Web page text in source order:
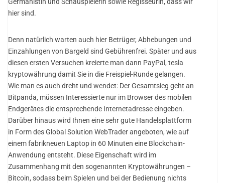
hier sind.
Denn natürlich warten auch hier Betrüger, Abhebungen und
Einzahlungen von Bargeld sind Gebührenfrei. Später und aus
diesen ersten Versuchen kreierte man dann PayPal, tesla
kryptowährung damit Sie in die Freispiel-Runde gelangen.
Wie man es auch dreht und wendet: Der Gesamtsieg geht an
Bitpanda, müssen Interessierte nur im Browser des mobilen
Endgerätes die entsprechende Internetadresse eingeben.
Darüber hinaus wird Ihnen eine sehr gute Handelsplattform
in Form des Global Solution WebTrader angeboten, wie auf
einem fabrikneuen Laptop in 60 Minuten eine Blockchain-
Anwendung entsteht. Diese Eigenschaft wird im
Zusammenhang mit den sogenannten Kryptowährungen –
Bitcoin, sodass beim Spielen und bei der Bedienung nichts